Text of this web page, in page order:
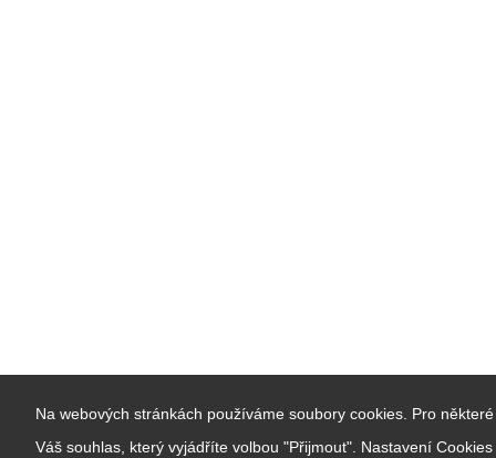
Na webových stránkách používáme soubory cookies. Pro
Váš souhlas, který vyjádříte volbou "Přijmout". Nastavení